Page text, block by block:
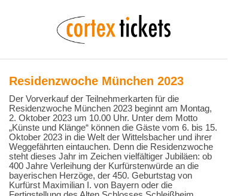
Residenzwoche München 2023
Der Vorverkauf der Teilnehmerkarten für die
Residenzwoche München 2023 beginnt am Montag,
2. Oktober 2023 um 10.00 Uhr. Unter dem Motto
„Künste und Klänge“ können die Gäste vom 6. bis 15.
Oktober 2023 in die Welt der Wittelsbacher und ihrer
Weggefährten eintauchen. Denn die Residenzwoche
steht dieses Jahr im Zeichen vielfältiger Jubiläen: ob
400 Jahre Verleihung der Kurfürstenwürde an die
bayerischen Herzöge, der 450. Geburtstag von
Kurfürst Maximilian I. von Bayern oder die